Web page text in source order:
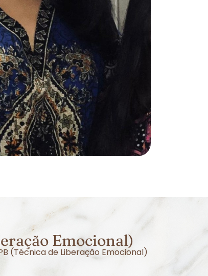
Emocional)
(Técnica de Liberação Emocional)